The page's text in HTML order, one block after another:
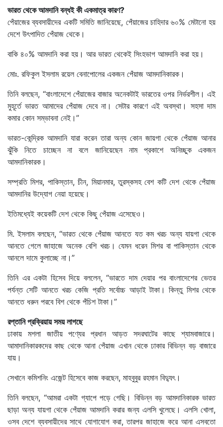
ভারত থেকে আমদানি বন্ধই কী একমাত্র কারণ?
পেঁয়াজের ব্যবসায়ীদের একটি সমিতি জানিয়েছে, পেঁয়াজের চাহিদার ৬০% মেটানো হয়
দেশে উৎপাদিত পেঁয়াজ থেকে।
বাকি ৪০% আমদানি করা হয়। আর ভারত থেকেই সিংহভাগ আমদানি করা হয়।
মোঃ. রফিকুল ইসলাম রয়েল বেনাপোলের একজন পেঁয়াজ আমদানিকারক।
তিনি বলছেন, “বাংলাদেশে পেঁয়াজের বাজার অনেকটাই ভারতের ওপর নির্ভরশীল। এই
মুহূর্তে ভারত আমাদের পেঁয়াজ দেবে না। সেটার কারণে এই অবস্থা। সহসা দাম
কমার কোন সম্ভাবনা নেই।”
ভারত-কেন্দ্রিক আমদানি যারা করেন তারা অন্য কোন জায়গা থেকে পেঁয়াজ আনার
ঝুঁকি নিতে চাচ্ছেন না বলে জানিয়েছেন নাম প্রকাশে অনিচ্ছুক একজন
আমদানিকারক।
সম্প্রতি মিশর, পাকিস্তান, চীন, মিয়ানমার, তুরস্কসহ বেশ কটি দেশ থেকে পেঁয়াজ
আমদানির উদ্যোগ নেয়া হয়েছে।
ইতিমধ্যেই কয়েকটি দেশ থেকে কিছু পেঁয়াজ এসেছেও।
মি. ইসলাম বলছেন, “ভারত থেকে পেঁয়াজ আনতে যত কম খরচ অন্য যায়গা থেকে
আনতে গেলে জাহাজে অনেক বেশি খরচ। যেমন ধরেন মিশর বা পাকিস্তান থেকে
আনলে দামে কুলাচ্ছে না।”
তিনি এর একটা হিসেব দিয়ে বললেন, “ভারতে দাম দেয়ার পর বাংলাদেশের ভেতর
পর্যন্ত সেটি আনতে খরচ কেজি প্রতি সর্বোচ্চ আড়াই টাকা। কিন্তু মিশর থেকে
আনতে ধরুন পরবে বিশ থেকে পঁচিশ টাকা।”
রপ্তানি প্রক্রিয়ায় সময় লাগছে
ঢাকায় মশলা জাতীয় পণ্যের প্রধান আড়ত সদরঘাটের কাছে শ্যামবাজারে।
আমাদানিকারকদের কাছ থেকে আনা পেঁয়াজ এখান থেকে ঢাকার বিভিন্ন বড় বাজারে
যায়।
সেখানে কমিশনিং এজেন্ট হিসেবে কাজ করছেন, মাহবুবুর রহমান বিদ্যুৎ।
তিনি বলছেন, “আমরা একটা গ্যাপে পড়ে গেছি। বিভিন্ন বড় আমদানিকারক ভারত
ছাড়া অন্য যায়গা থেকে পেঁয়াজ আমদানি করার জন্য এলসি খুলেছে। এলসি খোলা,
ওসব দেশে ব্যবসায়ীদের সাথে যোগাযোগ করা, তারপর জাহাজে করে আনা এসবতো